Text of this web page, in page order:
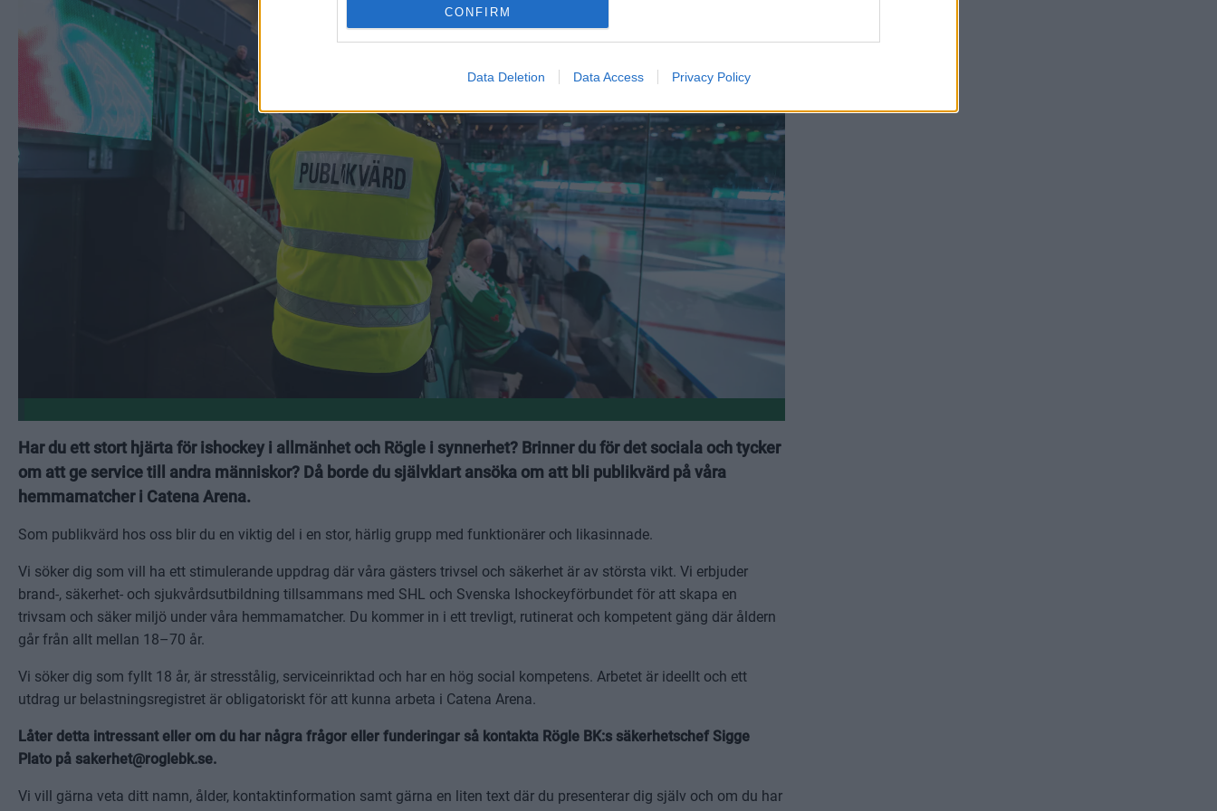
CONFIRM
Data Deletion Data Access Privacy Policy
Har du ett stort hjärta för ishockey i allmänhet och Rögle i synnerhet? Brinner du för det sociala och tycker
om att ge service till andra människor? Då borde du självklart ansöka om att bli publikvärd på våra
hemmamatcher i Catena Arena.
Som publikvärd hos oss blir du en viktig del i en stor, härlig grupp med funktionärer och likasinnade.
Vi söker dig som vill ha ett stimulerande uppdrag där våra gästers trivsel och säkerhet är av största vikt. Vi erbjuder
brand-, säkerhet- och sjukvårdsutbildning tillsammans med SHL och Svenska Ishockeyförbundet för att skapa en
trivsam och säker miljö under våra hemmamatcher. Du kommer in i ett trevligt, rutinerat och kompetent gäng där åldern
går från allt mellan 18–70 år.
Vi söker dig som fyllt 18 år, är stresstålig, serviceinriktad och har en hög social kompetens. Arbetet är ideellt och ett
utdrag ur belastningsregistret är obligatoriskt för att kunna arbeta i Catena Arena.
Låter detta intressant eller om du har några frågor eller funderingar så kontakta Rögle BK:s säkerhetschef Sigge
Plato på sakerhet@roglebk.se.
Vi vill gärna veta ditt namn, ålder, kontaktinformation samt gärna en liten text där du presenterar dig själv och om du har